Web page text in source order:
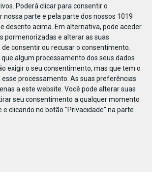
Poderá clicar para consentir o
nossa parte e pela parte dos nossos 1019
descrito acima. Em alternativa, pode aceder
pormenorizadas e alterar as suas
consentir ou recusar o consentimento.
algum processamento dos seus dados
exigir o seu consentimento, mas que tem o
esse processamento. As suas preferências
a este website. Você pode alterar suas
seu consentimento a qualquer momento
e clicando no botão "Privacidade" na parte